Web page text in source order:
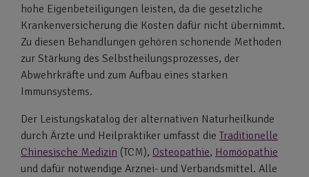
hohe Eigenbeteiligungen leisten, da die gesetzliche
Krankenversicherung die Kosten dafür nicht übernimmt.
Zu diesen Behandlungen gehören schonende Methoden
zur Stärkung des Selbstheilungsprozesses, der
Abwehrkräfte und zum Aufbau eines starken
Immunsystems.
Der Leistungskatalog der alternativen Naturheilkunde
durch Ärzte und Heilpraktiker umfasst die Traditionelle
Chinesische Medizin (TCM), Osteopathie, Homöopathie
und dafür notwendige Arznei- und Verbandsmittel. Alle